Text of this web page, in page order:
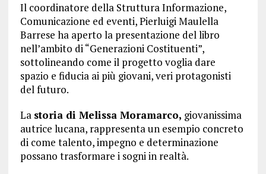
Il coordinatore della Struttura Informazione,
Comunicazione ed eventi, Pierluigi Maulella
Barrese ha aperto la presentazione del libro
nell’ambito di “Generazioni Costituenti”,
sottolineando come il progetto voglia dare
spazio e fiducia ai più giovani, veri protagonisti
del futuro.
La storia di Melissa Moramarco, giovanissima
autrice lucana, rappresenta un esempio concreto
di come talento, impegno e determinazione
possano trasformare i sogni in realtà.